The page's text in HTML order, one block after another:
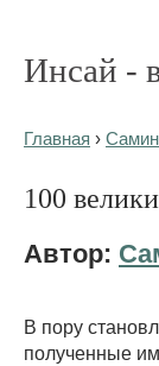
Инсай -
Главная ›
100
Автор:
В пору
полученные